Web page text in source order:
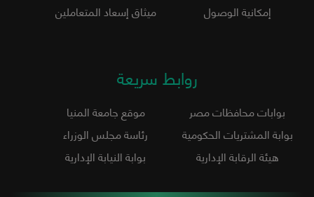
إمكانية الوصول
ميثاق إسعاد المتعاملين
روابط سريعة
بوابات محافظات مصر
موقع جامعة المنيا
بوابة المشتريات الحكومية
رئاسة مجلس الوزراء
هيئة الرقابة الإدارية
بوابة النيابة الإدارية